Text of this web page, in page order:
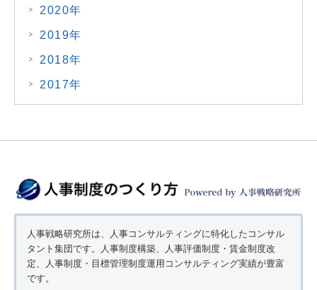
2020年
2019年
2018年
2017年
人事戦略研究所は、人事コンサルティングに特化したコンサル
タント集団です。人事制度構築、人事評価制度・賃金制度改
定、人事制度・目標管理制度運用コンサルティング実績が豊富
です。